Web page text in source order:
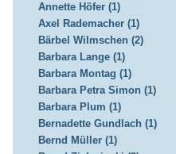
Annette Höfer (1)
Axel Rademacher (1)
Bärbel Wilmschen (2)
Barbara Lange (1)
Barbara Montag (1)
Barbara Petra Simon (1)
Barbara Plum (1)
Bernadette Gundlach (1)
Bernd Müller (1)